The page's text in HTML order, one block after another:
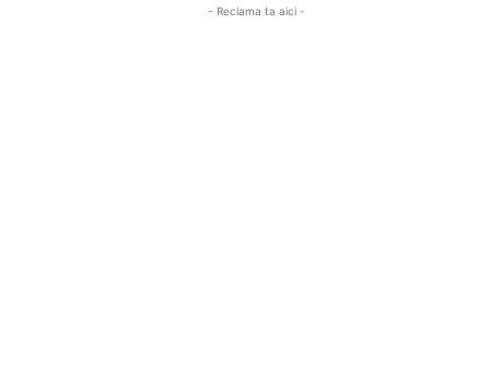
- Reclama ta aici -